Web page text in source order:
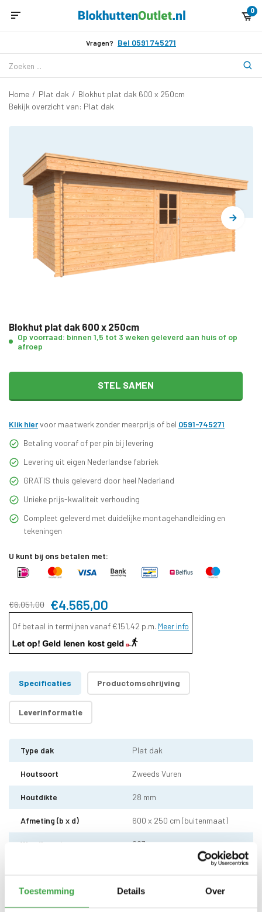
Toestemming Details Over
0
Vragen? Bel 0591 745271
Home / Plat dak / Blokhut plat dak 600 x 250cm
Bekijk overzicht van: Plat dak
Blokhut plat dak 600 x 250cm
Op voorraad: binnen 1,5 tot 3 weken geleverd aan huis of op
afroep
STEL SAMEN
Klik hiervoor maatwerk zonder meerprijs of bel 0591-745271
Betaling vooraf of per pin bij levering
Levering uit eigen Nederlandse fabriek
GRATIS thuis geleverd door heel Nederland
Unieke prijs-kwaliteit verhouding
Compleet geleverd met duidelijke montagehandleiding en
tekeningen
U kunt bij ons betalen met:
€6.051,00 €4.565,00
Of betaal in termijnen vanaf €151,42 p.m. Meer info
Specificaties Productomschrijving
Leverinformatie
Type dak Plat dak
Houtsoort Zweeds Vuren
Houtdikte 28 mm
Afmeting (b x d) 600 x 250 cm (buitenmaat)
Wandhoogte 223 cm
Dakmaat (b x d) 640 x 270 cm